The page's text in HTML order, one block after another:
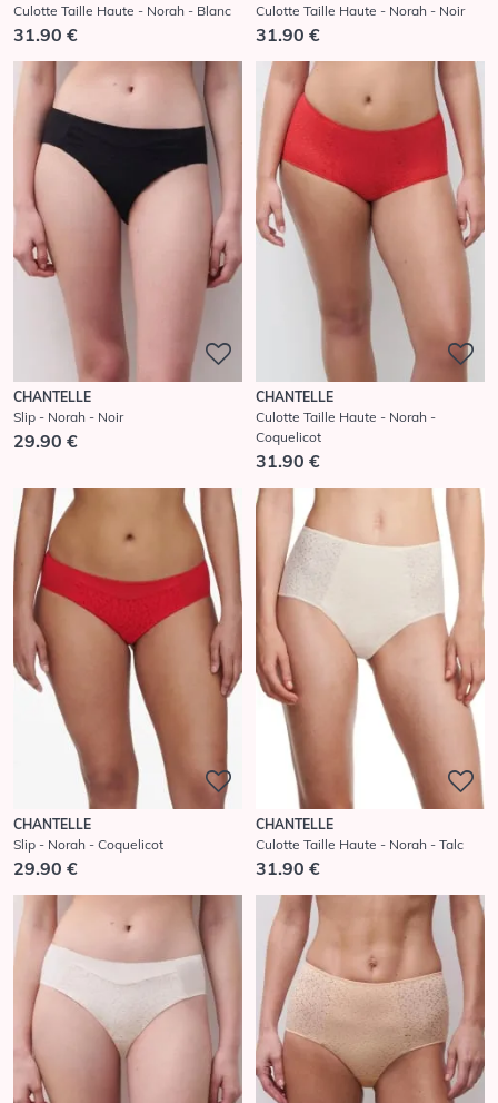
Culotte Taille Haute - Norah - Blanc
31.90 €
Culotte Taille Haute - Norah - Noir
31.90 €
CHANTELLE
Slip - Norah - Noir
29.90 €
CHANTELLE
Culotte Taille Haute - Norah -
Coquelicot
31.90 €
CHANTELLE
Slip - Norah - Coquelicot
29.90 €
CHANTELLE
Culotte Taille Haute - Norah - Talc
31.90 €